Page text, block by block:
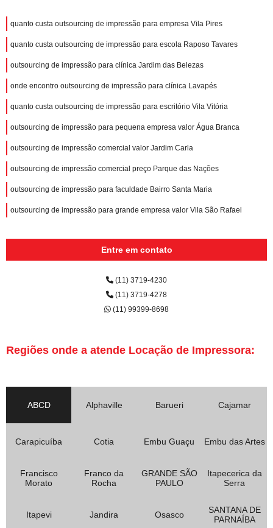
quanto custa outsourcing de impressão para empresa Vila Pires
quanto custa outsourcing de impressão para escola Raposo Tavares
outsourcing de impressão para clínica Jardim das Belezas
onde encontro outsourcing de impressão para clínica Lavapés
quanto custa outsourcing de impressão para escritório Vila Vitória
outsourcing de impressão para pequena empresa valor Água Branca
outsourcing de impressão comercial valor Jardim Carla
outsourcing de impressão comercial preço Parque das Nações
outsourcing de impressão para faculdade Bairro Santa Maria
outsourcing de impressão para grande empresa valor Vila São Rafael
Entre em contato
(11) 3719-4230
(11) 3719-4278
(11) 99399-8698
Regiões onde a atende Locação de Impressora:
ABCD Alphaville Barueri Cajamar
Carapicuíba Cotia Embu Guaçu Embu das Artes
Francisco
Morato
Franco da
Rocha
GRANDE SÃO
PAULO
Itapecerica da
Serra
Itapevi Jandira Osasco
SANTANA DE
PARNAÍBA